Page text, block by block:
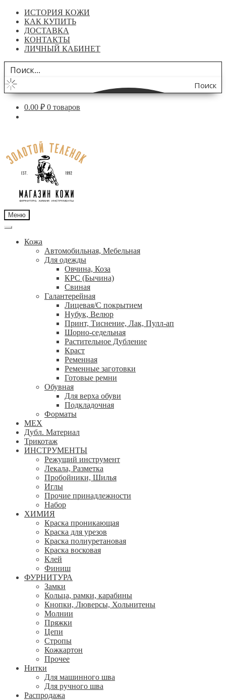
ИСТОРИЯ КОЖИ
КАК КУПИТЬ
ДОСТАВКА
КОНТАКТЫ
ЛИЧНЫЙ КАБИНЕТ
Поиск
по
0.00 ₽ 0 товаров
навигации
содержимому
Меню
Кожа
Автомобильная, Мебельная
Для одежды
Овчина, Коза
КРС (Бычина)
Свиная
Галантерейная
Лицевая/С покрытием
Нубук, Велюр
Принт, Тиснение, Лак, Пулл-ап
Шорно-седельная
Растительное Дубление
Краст
Ременная
Ременные заготовки
Готовые ремни
Обувная
Для верха обуви
Подкладочная
Форматы
МЕХ
Дубл. Материал
Трикотаж
ИНСТРУМЕНТЫ
Режущий инструмент
Лекала, Разметка
Пробойники, Шилья
Иглы
Прочие принадлежности
Набор
ХИМИЯ
Краска проникающая
Краска для урезов
Краска полиуретановая
Краска восковая
Клей
Финиш
ФУРНИТУРА
Замки
Кольца, рамки, карабины
Кнопки, Люверсы, Хольнитены
Молнии
Пряжки
Цепи
Стропы
Кожкартон
Прочее
Нитки
Для машинного шва
Для ручного шва
Распродажа